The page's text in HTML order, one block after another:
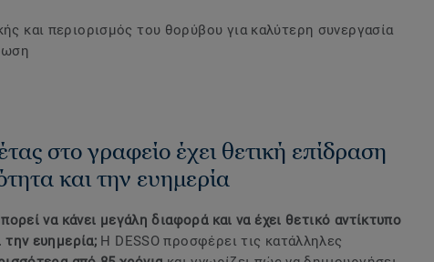
και περιορισμός του θορύβου για καλύτερη συνεργασία
στο γραφείο έχει θετική επίδραση
και την ευημερία
να κάνει μεγάλη διαφορά και να έχει θετικό αντίκτυπο
ευημερία; Η DESSO προσφέρει τις κατάλληλες